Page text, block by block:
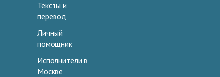
Тексты и
перевод
Личный
помощник
Исполнители в
Москве